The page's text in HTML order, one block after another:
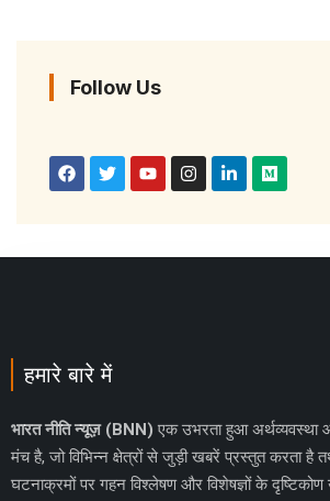
Follow Us
हमारे बारे में
भारत नीति न्यूज़ (BNN) एक उभरता हुआ अर्थव्यवस्था
मंच है, जो विभिन्न क्षेत्रों से जुड़ी खबरें प्रस्तुत करता है
घटनाक्रमों पर गहन विश्लेषण और विशेषज्ञों के